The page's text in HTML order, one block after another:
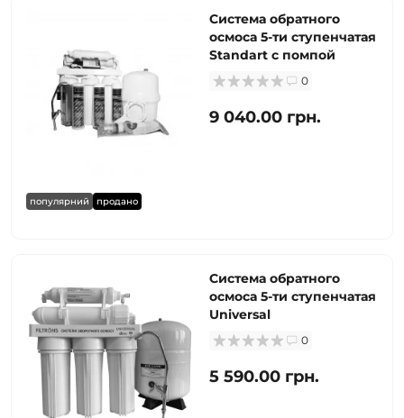
популярний продано
Система обратного
осмоса 5-ти ступенчатая
Standart с помпой
0
9 040.00 грн.
Система обратного
осмоса 5-ти ступенчатая
Universal
0
5 590.00 грн.